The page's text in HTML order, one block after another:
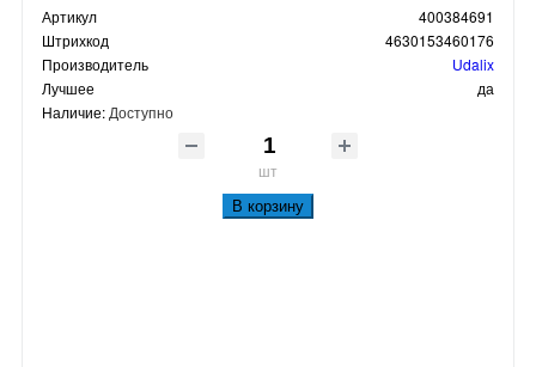
Артикул
400384691
Штрихкод
4630153460176
Производитель
Udalix
Лучшее
да
Наличие: Доступно
шт
В корзину